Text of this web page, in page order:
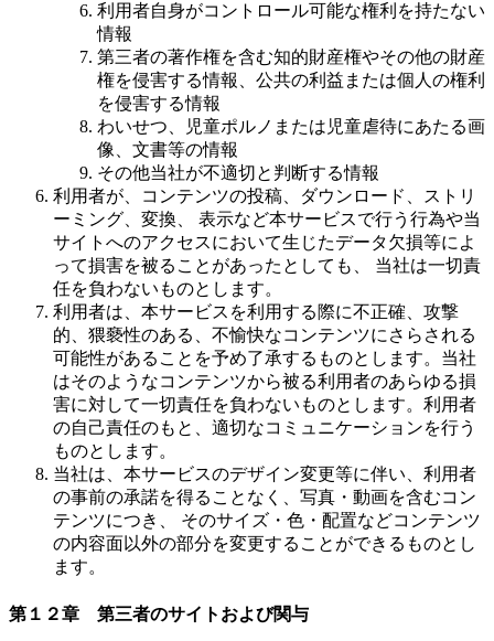
利用者自身がコントロール可能な権利を持たない
情報
第三者の著作権を含む知的財産権やその他の財産
権を侵害する情報、公共の利益または個人の権利
を侵害する情報
わいせつ、児童ポルノまたは児童虐待にあたる画
像、文書等の情報
その他当社が不適切と判断する情報
利用者が、コンテンツの投稿、ダウンロード、ストリ
ーミング、変換、 表示など本サービスで行う行為や当
サイトへのアクセスにおいて生じたデータ欠損等によ
って損害を被ることがあったとしても、 当社は一切責
任を負わないものとします。
利用者は、本サービスを利用する際に不正確、攻撃
的、猥褻性のある、不愉快なコンテンツにさらされる
可能性があることを予め了承するものとします。当社
はそのようなコンテンツから被る利用者のあらゆる損
害に対して一切責任を負わないものとします。利用者
の自己責任のもと、適切なコミュニケーションを行う
ものとします。
当社は、本サービスのデザイン変更等に伴い、利用者
の事前の承諾を得ることなく、写真・動画を含むコン
テンツにつき、 そのサイズ・色・配置などコンテンツ
の内容面以外の部分を変更することができるものとし
ます。
第１２章 第三者のサイトおよび関与